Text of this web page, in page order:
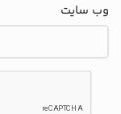
وب‌ سایت